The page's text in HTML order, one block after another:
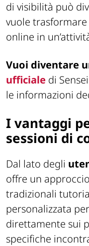
di visibilità può
vuole
online in
Vuoi diventare
ufficiale di
le informazioni
I vantaggi
sessioni di
Dal lato degli
offre un
tradizionali
personalizzata
direttamente sui
specifiche